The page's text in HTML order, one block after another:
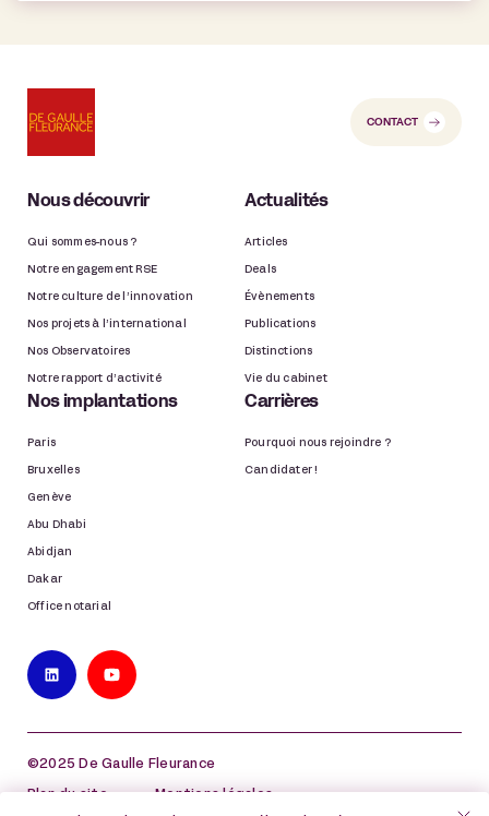
CONTACT
Nous découvrir
Qui sommes-nous ?
Notre engagement RSE
Notre culture de l’innovation
Nos projets à l’international
Nos Observatoires
Notre rapport d’activité
Actualités
Articles
Deals
Évènements
Publications
Distinctions
Vie du cabinet
Nos implantations
Paris
Bruxelles
Genève
Abu Dhabi
Abidjan
Dakar
Office notarial
Carrières
Pourquoi nous rejoindre ?
Candidater !
©2025 De Gaulle Fleurance
Plan du site Mentions légales